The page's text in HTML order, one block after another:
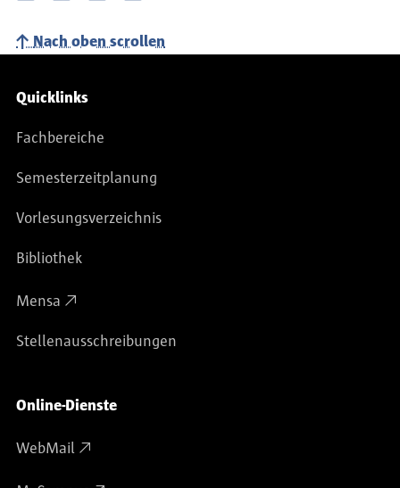
Nach oben scrollen
Service-Navigation
Quicklinks
Fachbereiche
Semesterzeitplanung
Vorlesungsverzeichnis
Bibliothek
Mensa
Stellenausschreibungen
Online-Dienste
WebMail